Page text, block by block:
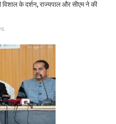
विशाल के दर्शन, राज्यपाल और सीएम ने की